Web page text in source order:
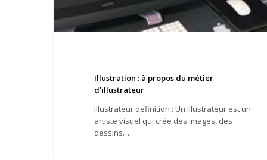
Illustration : à propos du métier
d’illustrateur
Illustrateur definition : Un illustrateur est un
artiste visuel qui crée des images, des
dessins…